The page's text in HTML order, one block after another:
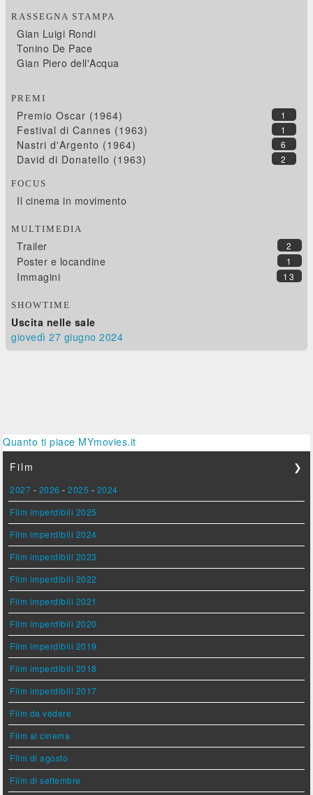
RASSEGNA STAMPA
Gian Luigi Rondi
Tonino De Pace
Gian Piero dell'Acqua
PREMI
1
Premio Oscar (1964)
1
Festival di Cannes (1963)
6
Nastri d'Argento (1964)
2
David di Donatello (1963)
FOCUS
Il cinema in movimento
MULTIMEDIA
2
Trailer
1
Poster e locandine
13
Immagini
SHOWTIME
Uscita nelle sale
giovedì 27 giugno 2024
Quanto ti piace MYmovies.it
Film
❯
2027 - 2026 -2025 - 2024
Film imperdibili 2025
Film imperdibili 2024
Film imperdibili 2023
Film imperdibili 2022
Film imperdibili 2021
Film imperdibili 2020
Film imperdibili 2019
Film imperdibili 2018
Film imperdibili 2017
Film da vedere
Film al cinema
Film di agosto
Film di settembre